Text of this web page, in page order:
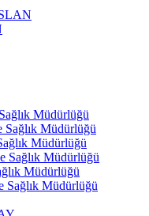
Müdürlüğü
Sağlık Müdürlüğü
Müdürlüğü
Sağlık Müdürlüğü
Müdürlüğü
Sağlık Müdürlüğü